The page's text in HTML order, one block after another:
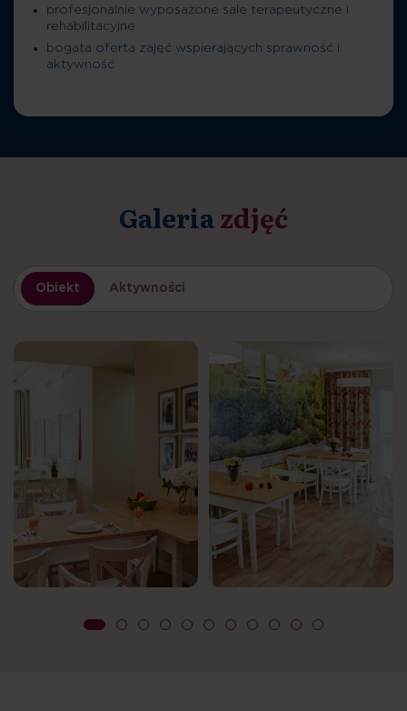
profesjonalnie wyposażone sale terapeutyczne i
rehabilitacyjne
bogata oferta zajęć wspierających sprawność i
aktywność
Galeriazdjęć
Obiekt Aktywności